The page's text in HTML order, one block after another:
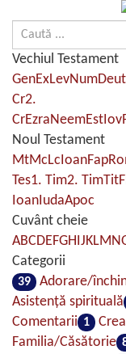
Vechiul Testament
GenExLevNumDeut
Cr2.
CrEzraNeemEstIov
Noul Testament
MtMcLcIoanFap
Tes1. Tim2. TimTit
IoanIudaApoc
Cuvânt cheie
ABCDEFGHIJKLMN
Categorii
39 Adorare/
Asistenţă spirituală
Comentarii 1
Familia/Căsătorie